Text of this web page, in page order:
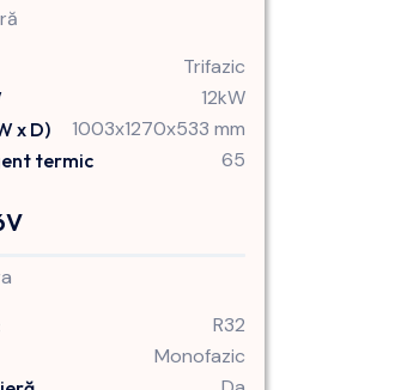
Trifazic
12kW
x D) 1003x1270x533 mm
termic 65
R32
Monofazic